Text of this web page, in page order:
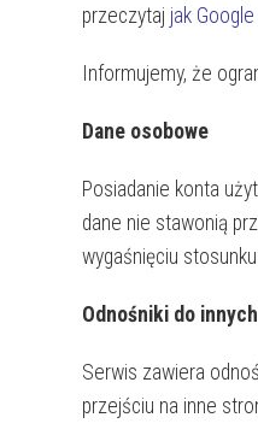
przeczytaj jak
Informujemy, że
Dane osobowe
Posiadanie konta
dane nie stawonią
wygaśnięciu
Odnośniki do
Serwis zawiera
przejściu na inne